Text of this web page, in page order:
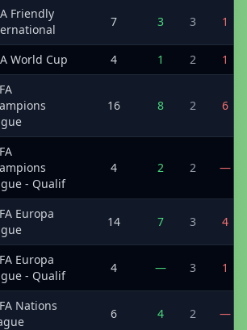
Friendly
7 3 3 1
World Cup 4 1 2 1
16 8 2 6
- Qualif
4 2 2 —
Europa
14 7 3 4
Europa
- Qualif
4 — 3 1
Nations
6 4 2 —